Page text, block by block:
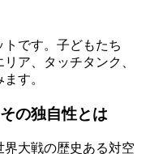
です。子どもたち
ア、タッチタンク、
す。
の独自性とは
大戦の歴史ある対空